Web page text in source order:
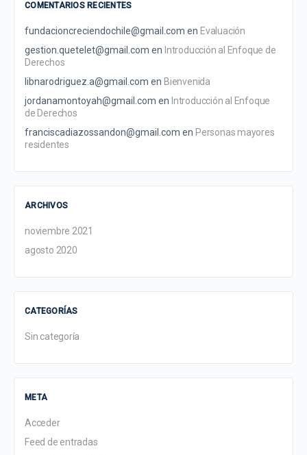
COMENTARIOS RECIENTES
fundacioncreciendochile@gmail.com en Evaluación
gestion.quetelet@gmail.com en Introducción al Enfoque de
Derechos
libnarodriguez.a@gmail.com en Bienvenida
jordanamontoyah@gmail.com en Introducción al Enfoque
de Derechos
franciscadiazossandon@gmail.com en Personas mayores
residentes
ARCHIVOS
noviembre 2021
agosto 2020
CATEGORÍAS
Sin categoría
META
Acceder
Feed de entradas